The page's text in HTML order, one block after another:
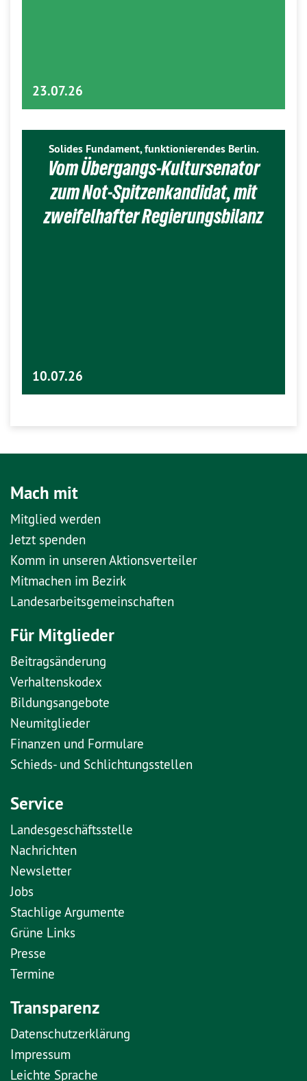
23.07.26
Solides Fundament, funktionierendes Berlin.
Vom Übergangs-Kultursenator
zum Not-Spitzenkandidat, mit
zweifelhafter Regierungsbilanz
10.07.26
Mach mit
Mitglied werden
Jetzt spenden
Komm in unseren Aktionsverteiler
Mitmachen im Bezirk
Landesarbeitsgemeinschaften
Für Mitglieder
Beitragsänderung
Verhaltenskodex
Bildungsangebote
Neumitglieder
Finanzen und Formulare
Schieds- und Schlichtungsstellen
Service
Landesgeschäftsstelle
Nachrichten
Newsletter
Jobs
Stachlige Argumente
Grüne Links
Presse
Termine
Transparenz
Datenschutzerklärung
Impressum
Leichte Sprache